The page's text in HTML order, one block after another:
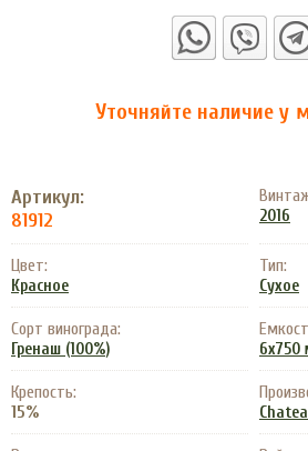
Уточняйте наличие у
Артикул:
81912
2016
Цвет:
Красное
Тип:
Сухое
Сорт винограда:
Гренаш (100%) 6x750
Крепость:
15%